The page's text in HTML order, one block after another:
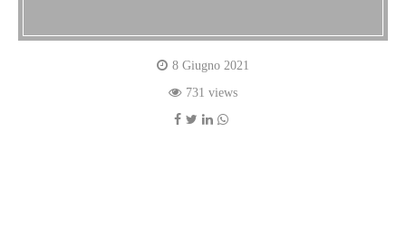
8 Giugno 2021
731 views